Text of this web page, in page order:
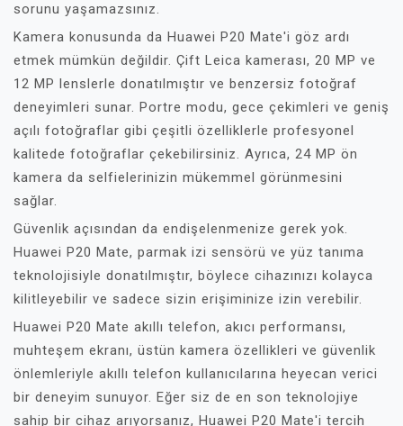
sorunu yaşamazsınız.
Kamera konusunda da Huawei P20 Mate'i göz ardı
etmek mümkün değildir. Çift Leica kamerası, 20 MP ve
12 MP lenslerle donatılmıştır ve benzersiz fotoğraf
deneyimleri sunar. Portre modu, gece çekimleri ve geniş
açılı fotoğraflar gibi çeşitli özelliklerle profesyonel
kalitede fotoğraflar çekebilirsiniz. Ayrıca, 24 MP ön
kamera da selfielerinizin mükemmel görünmesini
sağlar.
Güvenlik açısından da endişelenmenize gerek yok.
Huawei P20 Mate, parmak izi sensörü ve yüz tanıma
teknolojisiyle donatılmıştır, böylece cihazınızı kolayca
kilitleyebilir ve sadece sizin erişiminize izin verebilir.
Huawei P20 Mate akıllı telefon, akıcı performansı,
muhteşem ekranı, üstün kamera özellikleri ve güvenlik
önlemleriyle akıllı telefon kullanıcılarına heyecan verici
bir deneyim sunuyor. Eğer siz de en son teknolojiye
sahip bir cihaz arıyorsanız, Huawei P20 Mate'i tercih